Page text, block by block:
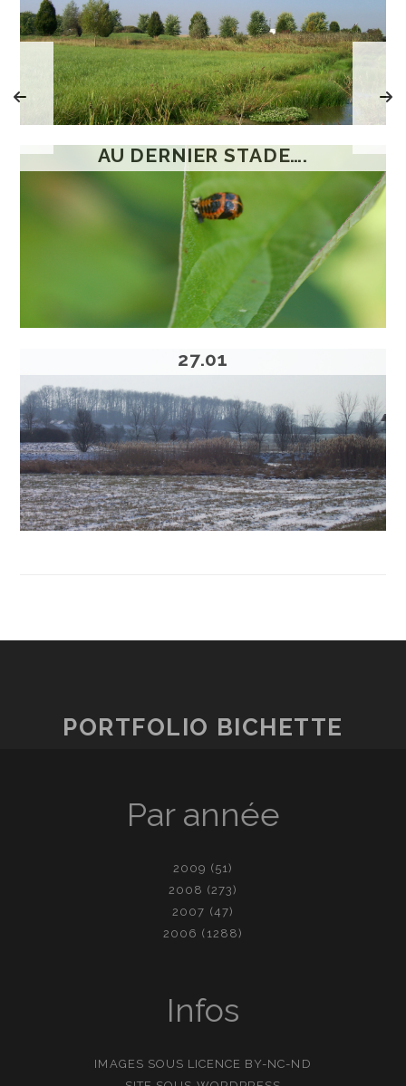
AU DERNIER STADE….
27.01
PORTFOLIO BICHETTE
Par année
2009 (51)
2008 (273)
2007 (47)
2006 (1288)
Infos
IMAGES SOUS LICENCE BY-NC-ND